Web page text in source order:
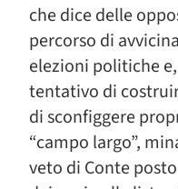
che dice delle
percorso di
elezioni politiche
tentativo di
di sconfiggere
“campo largo”,
veto di Conte